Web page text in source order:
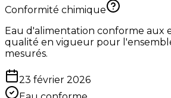
Conformité chimique
Eau d'alimentation conforme aux
qualité en vigueur pour
mesurés.
23 février 2026